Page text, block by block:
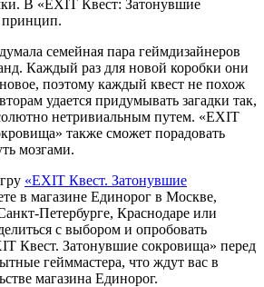
В «EXIT Квест: Затонувшие
принцип.
семейная пара геймдизайнеров
Каждый раз для новой коробки они
поэтому каждый квест не похож
удается придумывать загадки так,
нетривиальным путем. «EXIT
также сможет порадовать
мозгами.
«EXIT Квест. Затонувшие
в магазине Единорог в Москве,
Петербурге, Краснодаре или
с выбором и опробовать
Квест. Затонувшие сокровища» перед
гейммастера, что ждут вас в
магазина Единорог.